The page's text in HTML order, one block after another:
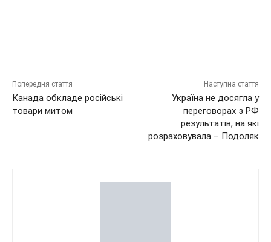
Попередня стаття
Канада обкладе російські
товари митом
Наступна стаття
Україна не досягла у
переговорах з РФ
результатів, на які
розраховувала – Подоляк